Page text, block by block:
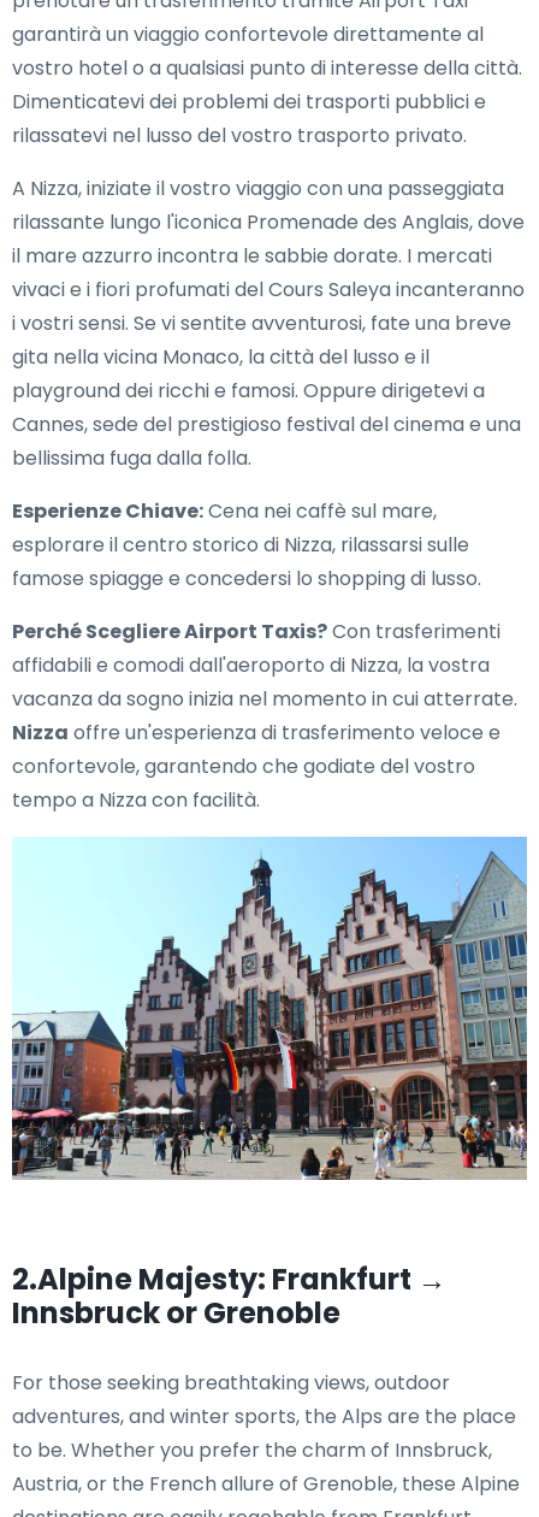
garantirà un viaggio confortevole direttamente al
vostro hotel o a qualsiasi punto di interesse della città.
Dimenticatevi dei problemi dei trasporti pubblici e
rilassatevi nel lusso del vostro trasporto privato.
A Nizza, iniziate il vostro viaggio con una passeggiata
rilassante lungo l'iconica Promenade des Anglais, dove
il mare azzurro incontra le sabbie dorate. I mercati
vivaci e i fiori profumati del Cours Saleya incanteranno
i vostri sensi. Se vi sentite avventurosi, fate una breve
gita nella vicina Monaco, la città del lusso e il
playground dei ricchi e famosi. Oppure dirigetevi a
Cannes, sede del prestigioso festival del cinema e una
bellissima fuga dalla folla.
Esperienze Chiave:Cena nei caffè sul mare,
esplorare il centro storico di Nizza, rilassarsi sulle
famose spiagge e concedersi lo shopping di lusso.
Perché Scegliere Airport Taxis?Con trasferimenti
affidabili e comodi dall'aeroporto di Nizza, la vostra
vacanza da sogno inizia nel momento in cui atterrate.
Nizza offre un'esperienza di trasferimento veloce e
confortevole, garantendo che godiate del vostro
tempo a Nizza con facilità.
2.Alpine Majesty: Frankfurt →
Innsbruck or Grenoble
For those seeking breathtaking views, outdoor
adventures, and winter sports, the Alps are the place
to be. Whether you prefer the charm of Innsbruck,
Austria, or the French allure of Grenoble, these Alpine